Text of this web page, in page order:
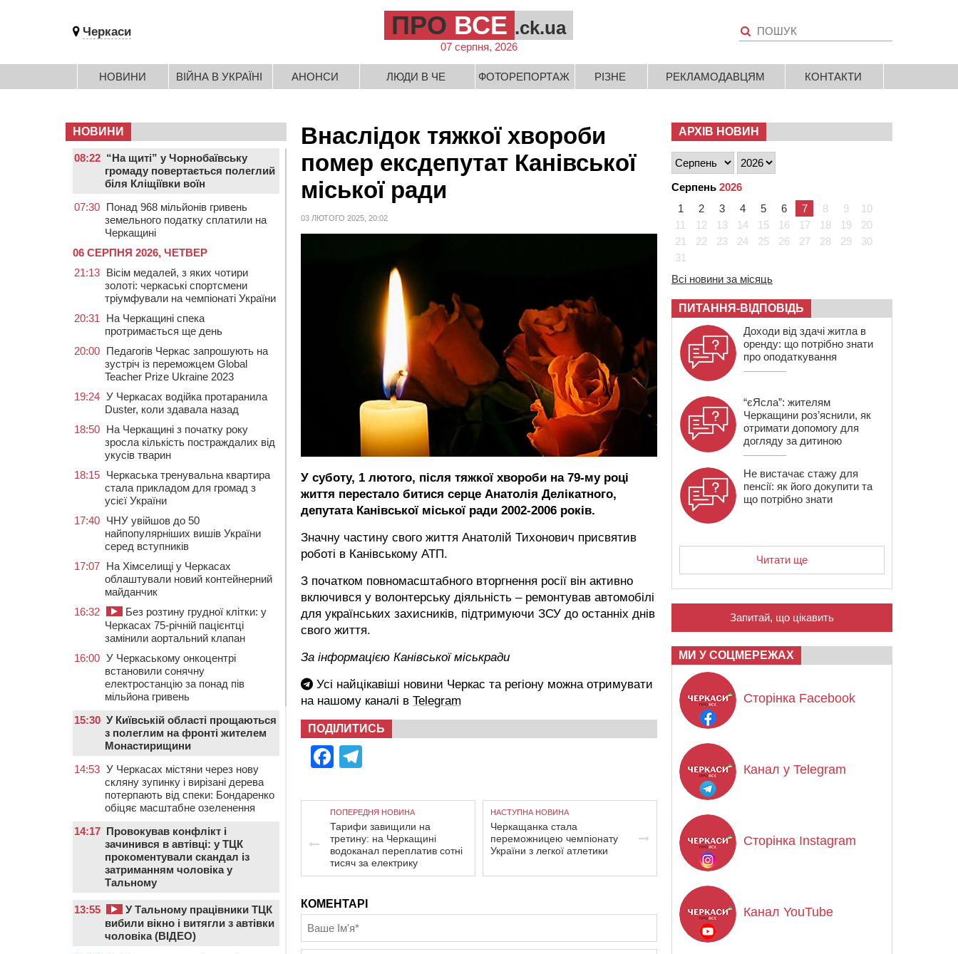
Черкаси ПРО ВСЕ .ck.ua
07 серпня, 2026
НОВИНИ ВІЙНА В УКРАЇНІ АНОНСИ ЛЮДИ В ЧЕ ФОТОРЕПОРТАЖ РІЗНЕ РЕКЛАМОДАВЦЯМ КОНТАКТИ
Внаслідок тяжкої хвороби
помер ексдепутат Канівської
міської ради
03 ЛЮТОГО 2025, 20:02
У суботу, 1 лютого, після тяжкої хвороби на 79-му році
життя перестало битися серце Анатолія Делікатного,
депутата Канівської міської ради 2002-2006 років.
Значну частину свого життя Анатолій Тихонович присвятив
роботі в Канівському АТП.
З початком повномасштабного вторгнення росії він активно
включився у волонтерську діяльність – ремонтував автомобілі
для українських захисників, підтримуючи ЗСУ до останніх днів
свого життя.
За інформацією Канівської міськради
Усі найцікавіші новини Черкас та регіону можна отримувати
на нашому каналі в Telegram
ПОДІЛИТИСЬ
Facebook
ПОПЕРЕДНЯ НОВИНА
Тарифи завищили на
третину: на Черкащині
водоканал переплатив сотні
тисяч за електрику
НАСТУПНА НОВИНА
Черкащанка стала
переможницею чемпіонату
України з легкої атлетики
КОМЕНТАРІ
НОВИНИ
08:22 “На щиті” у Чорнобаївську
громаду повертається полеглий
біля Кліщіївки воїн
07:30 Понад 968 мільйонів гривень
земельного податку сплатили на
Черкащині
06 СЕРПНЯ 2026, ЧЕТВЕР
21:13 Вісім медалей, з яких чотири
золоті: черкаські спортсмени
тріумфували на чемпіонаті України
20:31
На Черкащині спека
протримається ще день
20:00 Педагогів Черкас запрошують на
зустріч із переможцем Global
Teacher Prize Ukraine 2023
19:24 У Черкасах водійка протаранила
Duster, коли здавала назад
18:50 На Черкащині з початку року
зросла кількість постраждалих від
укусів тварин
18:15 Черкаська тренувальна квартира
стала прикладом для громад з
усієї України
17:40 ЧНУ увійшов до 50
найпопулярніших вишів України
серед вступників
17:07 На Хімселищі у Черкасах
облаштували новий контейнерний
майданчик
16:32
Без розтину грудної клітки: у
Черкасах 75-річній пацієнтці
замінили аортальний клапан
16:00 У Черкаському онкоцентрі
встановили сонячну
електростанцію за понад пів
мільйона гривень
15:30 У Київській області прощаються
з полеглим на фронті жителем
Монастирищини
14:53 У Черкасах містяни через нову
скляну зупинку і вирізані дерева
потерпають від спеки: Бондаренко
обіцяє масштабне озеленення
14:17 Провокував конфлікт і
зачинився в автівці: у ТЦК
прокоментували скандал із
затриманням чоловіка у
Тальному
13:55
У Тальному працівники ТЦК
вибили вікно і витягли з автівки
чоловіка (ВІДЕО)
АРХІВ НОВИН
Серпень 2026
1
2 3 4 5 6 7 8 9
10
11
12 13 14 15 16 17 18 19
20
21
22 23 24 25 26 27 28 29
30
31
Всі новини за місяць
ПИТАННЯ-ВІДПОВІДЬ
Доходи від здачі житла в
оренду: що потрібно знати
про оподаткування
“єЯсла”: жителям
Черкащини роз’яснили, як
отримати допомогу для
догляду за дитиною
Не вистачає стажу для
пенсії: як його докупити та
що потрібно знати
Читати ще
Запитай, що цікавить
МИ У СОЦМЕРЕЖАХ
Сторінка Facebook
Канал у Telegram
Сторінка Instagram
Канал YouTube